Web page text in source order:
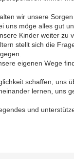
wir unsere
uns möge alles gut
Kinder weiter zu
stellt sich die
eigenen Wege
schaffen, uns
lernen, uns
und